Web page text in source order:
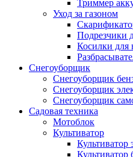
Триммер
Уход за газоном
Подрезчики
Косилки для
Снегоуборщик
Снегоуборщик
Снегоуборщик
Снегоуборщик
Садовая техника
Мотоблок
Культиватор
Культиватор
Культиватор